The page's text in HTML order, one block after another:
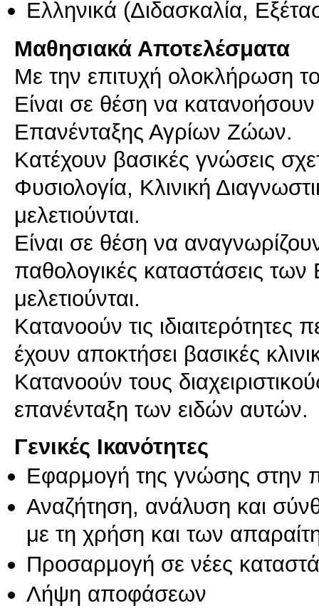
Ελληνικά (Διδασκαλία,
Μαθησιακά Αποτελέσματα
Με την επιτυχή ολοκλήρωση
Είναι σε θέση να
Επανένταξης Αγρίων Ζώων.
Κατέχουν βασικές γνώσεις
Φυσιολογία, Κλινική
μελετιούνται.
Είναι σε θέση να
παθολογικές καταστάσεις
μελετιούνται.
Κατανοούν τις
έχουν αποκτήσει βασικές
Κατανοούν τους
Γενικές Ικανότητες
Εφαρμογή της γνώσης στην
Αναζήτηση, ανάλυση και
με τη χρήση και των
Προσαρμογή σε νέες
Λήψη αποφάσεων